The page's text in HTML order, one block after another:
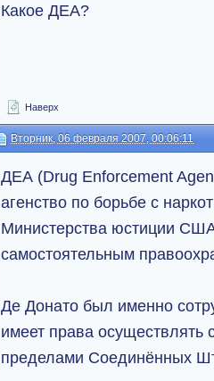
Какое ДЕА?
Наверх
Вторник, 06 февраля 2007, 00:06:11
ДЕА (Drug Enforcement
агенство по борьбе с
Министерства юстиции
самостоятельным
Де Донато был именно
имеет права осуществлять
пределами Соединённых